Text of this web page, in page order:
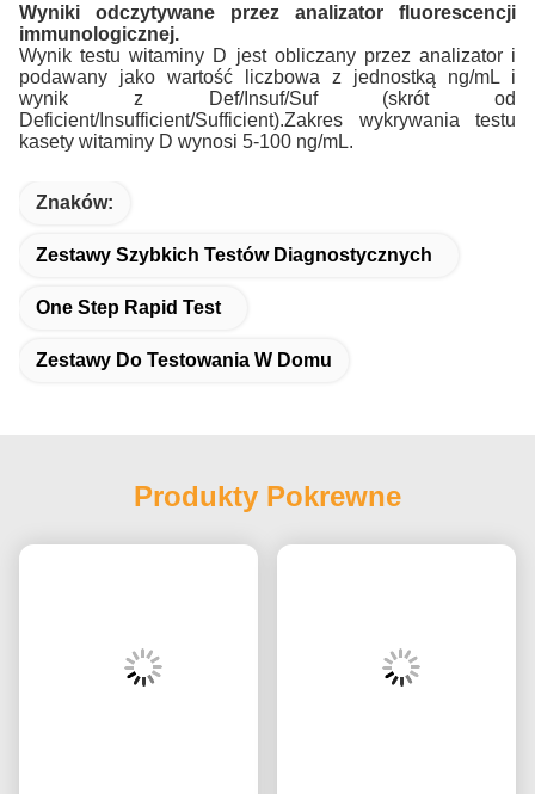
Wyniki odczytywane przez analizator fluorescencji
immunologicznej.
Wynik testu witaminy D jest obliczany przez analizator i
podawany jako wartość liczbowa z jednostką ng/mL i
wynik z Def/Insuf/Suf (skrót od
Deficient/Insufficient/Sufficient).Zakres wykrywania testu
kasety witaminy D wynosi 5-100 ng/mL.
Znaków:
Zestawy Szybkich Testów Diagnostycznych
One Step Rapid Test
Zestawy Do Testowania W Domu
Produkty Pokrewne